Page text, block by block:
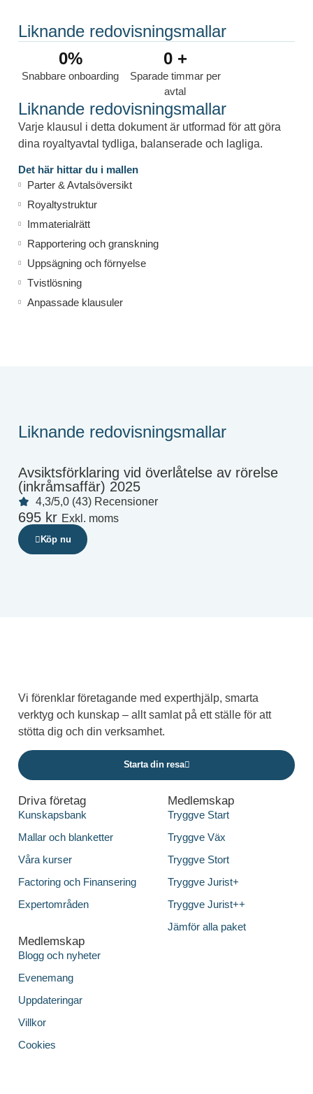
Liknande redovisningsmallar
Snabbare onboarding
0%
Sparade timmar per
avtal
0 +
Liknande redovisningsmallar
Varje klausul i detta dokument är utformad för att göra
dina royaltyavtal tydliga, balanserade och lagliga.
Det här hittar du i mallen
Parter & Avtalsöversikt
Royaltystruktur
Immaterialrätt
Rapportering och granskning
Uppsägning och förnyelse
Tvistlösning
Anpassade klausuler
Liknande redovisningsmallar
Avsiktsförklaring vid överlåtelse av rörelse
(inkråmsaffär) 2025
4,3/5,0 (43) Recensioner
695 kr Exkl. moms
Köp nu
Vi förenklar företagande med experthjälp, smarta
verktyg och kunskap – allt samlat på ett ställe för att
stötta dig och din verksamhet.
Starta din resa
Driva företag
Kunskapsbank
Mallar och blanketter
Våra kurser
Factoring och Finansering
Expertområden
Medlemskap
Tryggve Start
Tryggve Väx
Tryggve Stort
Tryggve Jurist+
Tryggve Jurist++
Jämför alla paket
Medlemskap
Blogg och nyheter
Evenemang
Uppdateringar
Villkor
Cookies